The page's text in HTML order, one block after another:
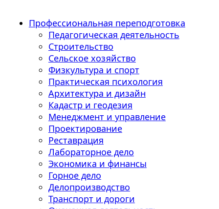
Профессиональная переподготовка
Педагогическая деятельность
Строительство
Сельское хозяйство
Физкультура и спорт
Практическая психология
Архитектура и дизайн
Кадастр и геодезия
Менеджмент и управление
Проектирование
Реставрация
Лабораторное дело
Экономика и финансы
Горное дело
Делопроизводство
Транспорт и дороги